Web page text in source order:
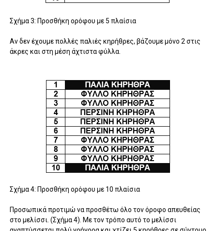
Σχήμα 3: Προσθήκη ορόφου με 5 πλαίσια
Αν δεν έχουμε πολλές παλιές κηρήθρες, βάζουμε μόνο 2 στις
άκρες και στη μέση άχτιστα φύλλα.
Σχήμα 4: Προσθήκη ορόφου με 10 πλαίσια
Προσωπικά προτιμώ να προσθέτω όλο τον όροφο απευθείας
στο μελίσσι. (Σχήμα 4). Με τον τρόπο αυτό το μελίσσι